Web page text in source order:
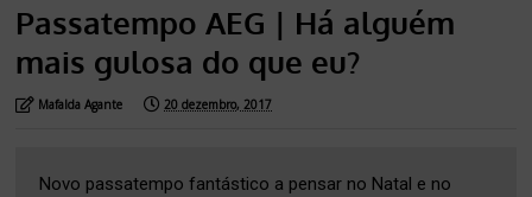
Passatempo AEG | Há alguém
mais gulosa do que eu?
Mafalda Agante 20 dezembro, 2017
Novo passatempo fantástico a pensar no Natal e no